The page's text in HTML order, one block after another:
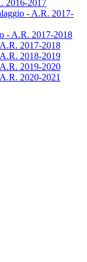
2016-2017
- A.R. 2017-
- A.R. 2017-2018
2017-2018
2018-2019
2019-2020
2020-2021